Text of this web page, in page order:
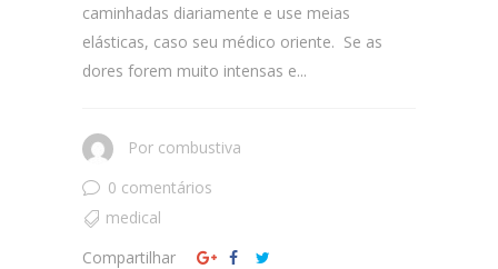
caminhadas diariamente e use meias
elásticas, caso seu médico oriente. Se as
dores forem muito intensas e...
Por combustiva
0 comentários
medical
Compartilhar